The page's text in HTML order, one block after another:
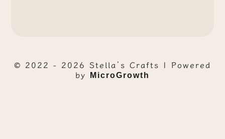
© 2022 - 2026 Stella’s Crafts | Powered
by
MicroGrowth